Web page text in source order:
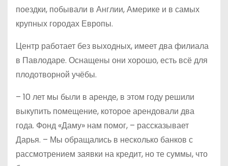
поездки, побывали в Англии, Америке и в самых
крупных городах Европы.
Центр работает без выходных, имеет два филиала
в Павлодаре. Оснащены они хорошо, есть всё для
плодотворной учёбы.
– 10 лет мы были в аренде, в этом году решили
выкупить помещение, которое арендовали два
года. Фонд «Даму» нам помог, – рассказывает
Дарья. – Мы обращались в несколько банков с
рассмотрением заявки на кредит, но те суммы, что